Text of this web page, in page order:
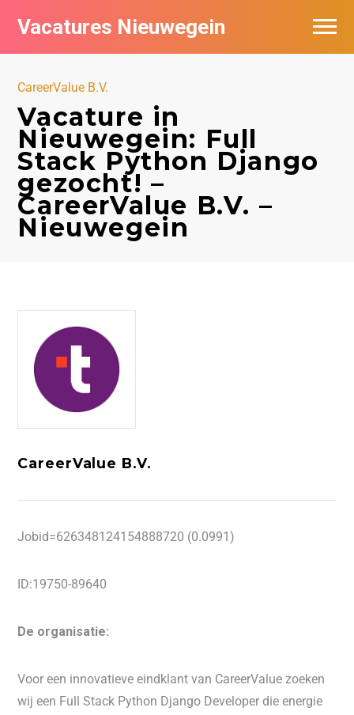
Vacatures Nieuwegein
CareerValue B.V.
Vacature in
Nieuwegein: Full
Stack Python Django
gezocht! –
CareerValue B.V. –
Nieuwegein
CareerValue B.V.
Jobid=626348124154888720 (0.0991)
ID:19750-89640
De organisatie:
Voor een innovatieve eindklant van CareerValue zoeken
wij een Full Stack Python Django Developer die energie
Vacatures per bedrijf in Nieuwegein